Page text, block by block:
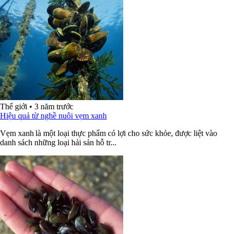
Thế giới • 3 năm trước
Hiệu quả từ nghề nuôi vẹm xanh
Vẹm xanh là một loại thực phẩm có lợi cho sức khỏe, được liệt vào
danh sách những loại hải sản hỗ tr...